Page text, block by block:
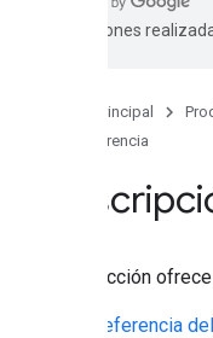
traducciones
Página principal
Referencia
Esta sección
Referencia